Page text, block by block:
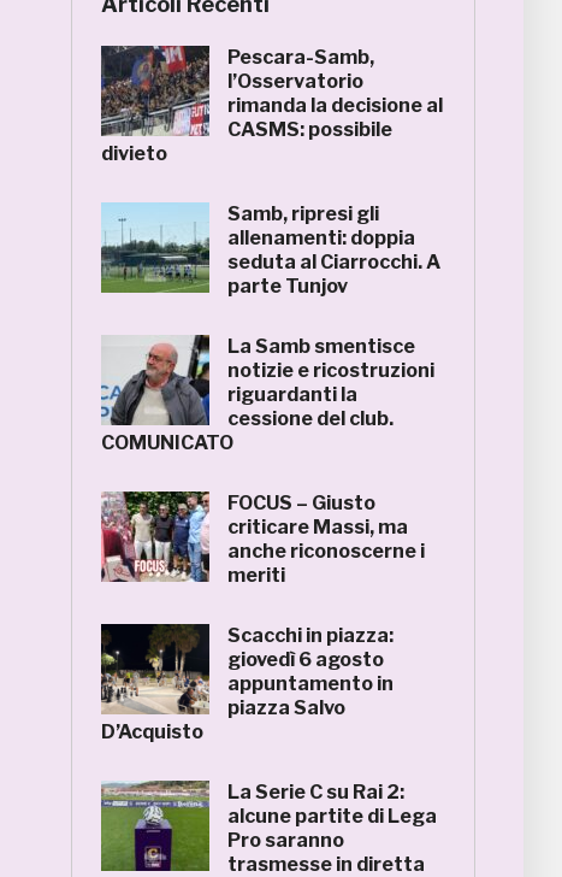
Pescara-Samb,
l’Osservatorio
rimanda la decisione al
CASMS: possibile
divieto
Samb, ripresi gli
allenamenti: doppia
seduta al Ciarrocchi. A
parte Tunjov
La Samb smentisce
notizie e ricostruzioni
riguardanti la
cessione del club.
COMUNICATO
FOCUS – Giusto
criticare Massi, ma
anche riconoscerne i
meriti
Scacchi in piazza:
giovedì 6 agosto
appuntamento in
piazza Salvo
D’Acquisto
La Serie C su Rai 2:
alcune partite di Lega
Pro saranno
trasmesse in diretta